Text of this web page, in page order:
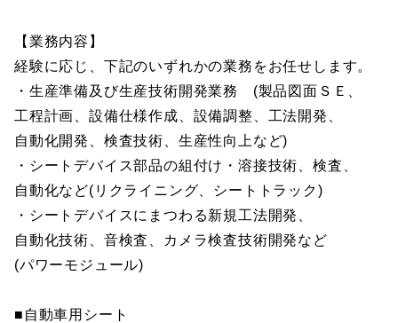
【業務内容】
経験に応じ、下記のいずれかの業務をお任せします。
・生産準備及び生産技術開発業務 (製品図面ＳＥ、
工程計画、設備仕様作成、設備調整、工法開発、
自動化開発、検査技術、生産性向上など)
・シートデバイス部品の組付け・溶接技術、検査、
自動化など(リクライニング、シートトラック)
・シートデバイスにまつわる新規工法開発、
自動化技術、音検査、カメラ検査技術開発など
(パワーモジュール)
■自動車用シート